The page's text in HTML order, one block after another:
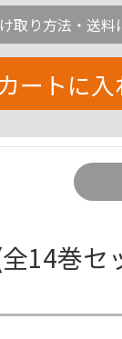
取り方法・送料
カートに入
14巻セ